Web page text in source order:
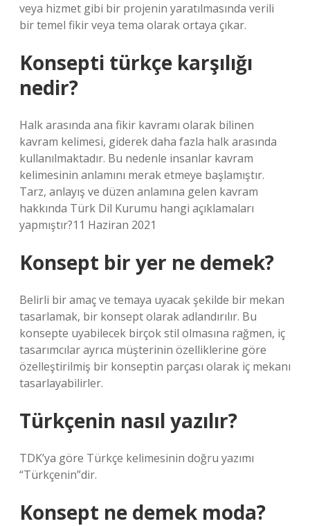
veya hizmet gibi bir projenin yaratılmasında verili
bir temel fikir veya tema olarak ortaya çıkar.
Konsepti türkçe karşılığı
nedir?
Halk arasında ana fikir kavramı olarak bilinen
kavram kelimesi, giderek daha fazla halk arasında
kullanılmaktadır. Bu nedenle insanlar kavram
kelimesinin anlamını merak etmeye başlamıştır.
Tarz, anlayış ve düzen anlamına gelen kavram
hakkında Türk Dil Kurumu hangi açıklamaları
yapmıştır?11 Haziran 2021
Konsept bir yer ne demek?
Belirli bir amaç ve temaya uyacak şekilde bir mekan
tasarlamak, bir konsept olarak adlandırılır. Bu
konsepte uyabilecek birçok stil olmasına rağmen, iç
tasarımcılar ayrıca müşterinin özelliklerine göre
özelleştirilmiş bir konseptin parçası olarak iç mekanı
tasarlayabilirler.
Türkçenin nasıl yazılır?
TDK’ya göre Türkçe kelimesinin doğru yazımı
“Türkçenin”dir.
Konsept ne demek moda?